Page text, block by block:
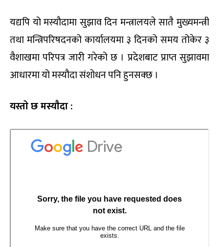
यद्यपि यो मस्यौदामा सुझाव दिन मन्त्रालयले सातै मुख्यमन्त्री
तथा मन्त्रिपरिषदनको कार्यालयमा ३ दिनको समय तोकेर ३
वैशाखमा परिपत्र जारी गरेको छ । प्रदेशबाट प्राप्त सुझावमा
आधारमा यो मस्यौदा संशोधन पनि हुनसक्छ ।
यस्ताे छ मस्याैदा :